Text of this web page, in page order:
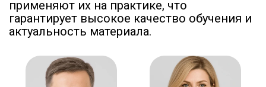
применяют их на практике, что
гарантирует высокое качество обучения и
актуальность материала.